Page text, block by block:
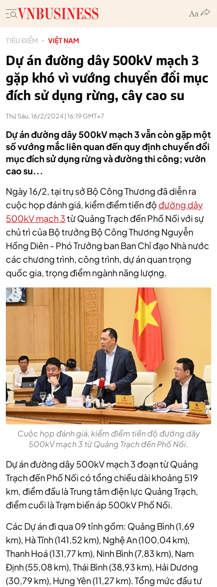
TIÊU ĐIỂM VIỆT NAM
Dự án đường dây 500kV mạch 3
gặp khó vì vướng chuyển đổi mục
đích sử dụng rừng, cây cao su
Thứ Sáu, 16/2/2024 | 16:19 GMT+7
Dự án đường dây 500kV mạch 3 vẫn còn gặp một
số vướng mắc liên quan đến quy định chuyển đổi
mục đích sử dụng rừng và đường thi công; vườn
cao su...
Ngày 16/2, tại trụ sở Bộ Công Thương đã diễn ra
cuộc họp đánh giá, kiểm điểm tiến độ đường dây
500kV mạch 3từ Quảng Trạch đến Phố Nối với sự
chủ trì của Bộ trưởng Bộ Công Thương Nguyễn
Hồng Diên - Phó Trưởng ban Ban Chỉ đạo Nhà nước
các chương trình, công trình, dự án quan trọng
quốc gia, trọng điểm ngành năng lượng.
Cuộc họp đánh giá, kiểm điểm tiến độ đường dây
500kV mạch 3 từ Quảng Trạch đến Phố Nối.
Dự án đường dây 500kV mạch 3 đoạn từ Quảng
Trạch đến Phố Nối có tổng chiều dài khoảng 519
km, điểm đầu là Trung tâm điện lực Quảng Trạch,
điểm cuối là Trạm biến áp 500kV Phố Nối.
Các Dự án đi qua 09 tỉnh gồm: Quảng Bình (1,69
km), Hà Tĩnh (141,52 km), Nghệ An (100,04 km),
Thanh Hoá (131,77 km), Ninh Bình (7,83 km), Nam
Định (55,08 km), Thái Bình (38,93 km), Hải Dương
(30,79 km), Hưng Yên (11,27 km). Tổng mức đầu tư